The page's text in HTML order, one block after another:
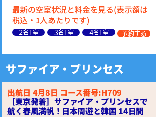
最新の空室状況と料金を見る(表示額は
税込・1人あたりです)
2名1室 3名1室 4名1室 予約する
サファイア・プリンセス
出航日 4月8日 コース番号:H709
［東京発着］サファイア・プリンセスで
航く春風満帆！日本周遊と韓国 14日間